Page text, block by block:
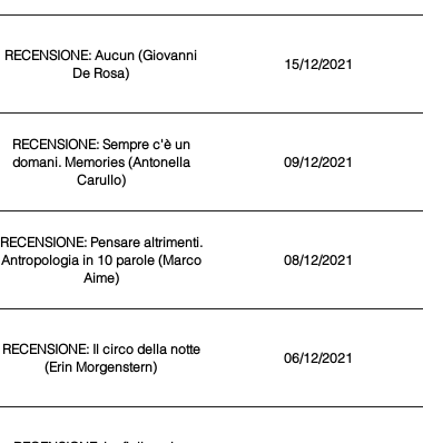
RECENSIONE: Aucun (Giovanni
De Rosa)
15/12/2021
RECENSIONE: Sempre c'è un
domani. Memories (Antonella
Carullo)
09/12/2021
RECENSIONE: Pensare altrimenti.
Antropologia in 10 parole (Marco
Aime)
08/12/2021
RECENSIONE: Il circo della notte
(Erin Morgenstern)
06/12/2021